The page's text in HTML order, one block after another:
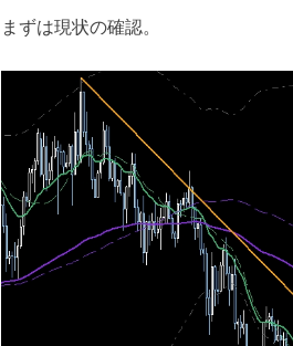
まずは現状の確認。